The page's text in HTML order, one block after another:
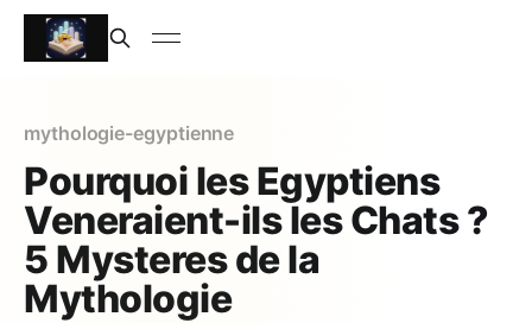
mythologie-egyptienne
Pourquoi les Egyptiens
Veneraient-ils les Chats ?
5 Mysteres de la
Mythologie